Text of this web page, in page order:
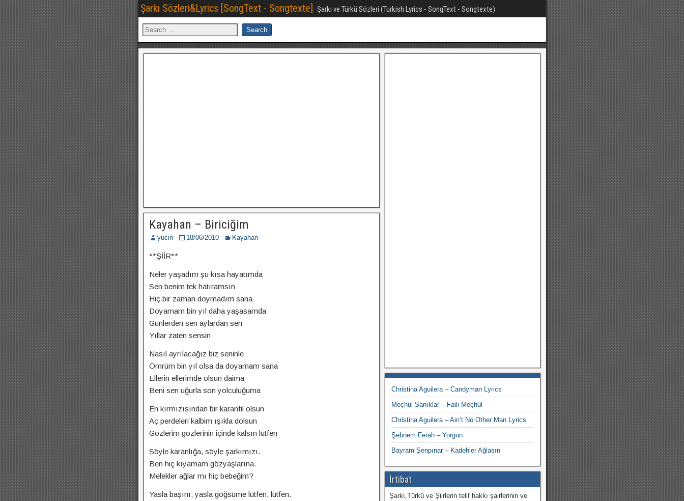
Şarkı Sözleri&Lyrics [SongText - Songtexte] Şarkı ve Türkü Sözleri (Turkish Lyrics - SongText - Songtexte)
Kayahan – Biriciğim
yucin 18/06/2010 Kayahan
**ŞİİR**
Neler yaşadım şu kısa hayatımda
Sen benim tek hatıramsın
Hiç bir zaman doymadım sana
Doyamam bin yıl daha yaşasamda
Günlerden sen aylardan sen
Yıllar zaten sensin
Nasıl ayrılacağız biz seninle
Ömrüm bin yıl olsa da doyamam sana
Ellerin ellerimde olsun daima
Beni sen uğurla son yolculuğuma
En kırmızısından bir karanfil olsun
Aç perdeleri kalbim ışıkla dolsun
Gözlerim gözlerinin içinde kalsın lütfen
Söyle karanlığa, söyle şarkımızı.
Ben hiç kıyamam gözyaşlarına.
Melekler ağlar mı hiç bebeğim?
Yasla başını, yasla göğsüme lütfen, lütfen.
Christina Aguilera – Candyman Lyrics
Meçhul Sanıklar – Faili Meçhul
Christina Aguilera – Ain’t No Other Man Lyrics
Şebnem Ferah – Yorgun
Bayram Şenpınar – Kadehler Ağlasın
İrtibat
Şarkı,Türkü ve Şiirlerin telif hakkı şairlerinin ve